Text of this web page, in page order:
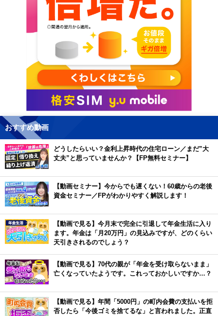
おすすめ動画
どうしたらいい？金利上昇時代の住宅ローン／まだ”大
丈夫”と思っていませんか？【FP無料セミナー】
【動画セミナー】今からでも遅くない！60歳からの老後
資金セミナー／FPがわかりやすく解説します！
【動画で見る】今月末で完全に引退して年金生活に入り
ます。年金は「月20万円」の見込みですが、どのくらい
天引きされるのでしょう？
【動画で見る】70代の親が「年金を受け取らないまま」
亡くなっていたようです。これっておかしいですか…？
【動画で見る】年間「5000円」の町内会費の支払いを拒
否したら「今後ゴミを捨てるな」と言われました。正直